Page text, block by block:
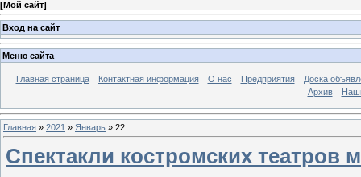
[Мой сайт]
Вход на сайт
Меню сайта
Главная страница Контактная информация О нас Предприятия
Доска
Архив
Главная » 2021 » Январь » 22
Спектакли костромских театров